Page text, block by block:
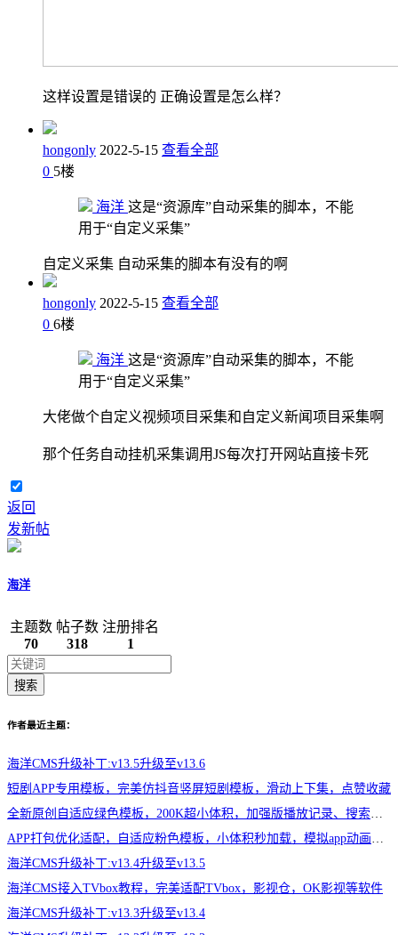
这样设置是错误的 正确设置是怎么样？
hongonly 2022-5-15 查看全部
0 5楼
海洋 这是“资源库”自动采集的脚本，不能
用于“自定义采集”
自定义采集 自动采集的脚本有没有的啊
hongonly 2022-5-15 查看全部
0 6楼
海洋 这是“资源库”自动采集的脚本，不能
用于“自定义采集”
大佬做个自定义视频项目采集和自定义新闻项目采集啊
那个任务自动挂机采集调用JS每次打开网站直接卡死
返回
发新帖
海洋
主题数
70
帖子数
318
注册排名
1
搜索
作者最近主题：
海洋CMS升级补丁:v13.5升级至v13.6
短剧APP专用模板，完美仿抖音竖屏短剧模板，滑动上下集，点赞收藏
海洋CMS升级补丁:v13.4升级至v13.5
海洋CMS接入TVbox教程，完美适配TVbox，影视仓，OK影视等软件
海洋CMS升级补丁:v13.3升级至v13.4